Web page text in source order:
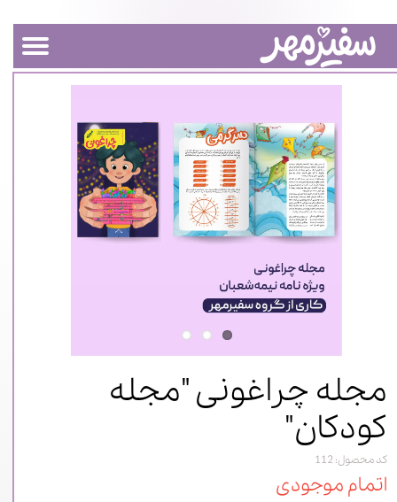
مجله چراغونی "مجله
کودکان"
کد محصول: 112
اتمام موجودی